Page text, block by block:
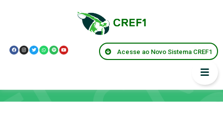
Acesse ao Novo Sistema CREF1